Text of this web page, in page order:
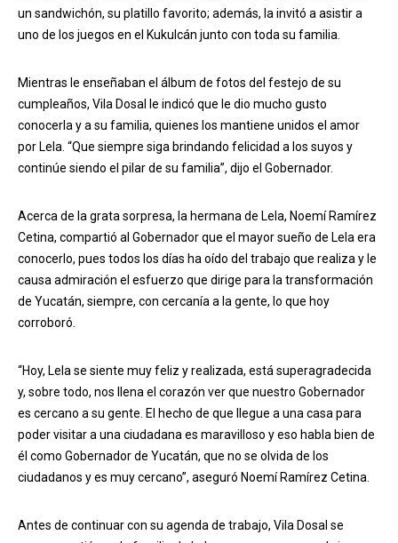
un sandwichón, su platillo favorito; además, la invitó a asistir a
uno de los juegos en el Kukulcán junto con toda su familia.
Mientras le enseñaban el álbum de fotos del festejo de su
cumpleaños, Vila Dosal le indicó que le dio mucho gusto
conocerla y a su familia, quienes los mantiene unidos el amor
por Lela. “Que siempre siga brindando felicidad a los suyos y
continúe siendo el pilar de su familia”, dijo el Gobernador.
Acerca de la grata sorpresa, la hermana de Lela, Noemí Ramírez
Cetina, compartió al Gobernador que el mayor sueño de Lela era
conocerlo, pues todos los días ha oído del trabajo que realiza y le
causa admiración el esfuerzo que dirige para la transformación
de Yucatán, siempre, con cercanía a la gente, lo que hoy
corroboró.
“Hoy, Lela se siente muy feliz y realizada, está superagradecida
y, sobre todo, nos llena el corazón ver que nuestro Gobernador
es cercano a su gente. El hecho de que llegue a una casa para
poder visitar a una ciudadana es maravilloso y eso habla bien de
él como Gobernador de Yucatán, que no se olvida de los
ciudadanos y es muy cercano”, aseguró Noemí Ramírez Cetina.
Antes de continuar con su agenda de trabajo, Vila Dosal se